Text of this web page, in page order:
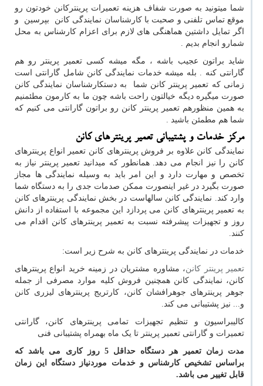
شما میتونید به صورت شفاف هزینه تعمیرات پرینترکانن خودتون رو
موقع تماس تلفنی و صحبت با کارشناسان نمایندگی کانن بپرسین و
اگر تمایل داشتین هماهنگی های لازم برای اعزام کارشناس به محل
شمارو انجام بدیم .
شاید براتون عجیب باشه ، مگه میشه کسی تعمیر پرینتر رو هم
گارانتی کنه . بله میشه خدمات نمایندگی کانن شامل گارانتی است
زمانی که تعمیر پرینتر کانن شما به دستکارشناسان نمایندگی کانن
صورت میگیره دیگه خیالتون راحت باشه چون ما به کارمون مطئمنیم
به همین منظورهم تعمیر پرینتر کانن رو براتون گارانتی می کنیم که
شما هم مطمئن باشید .
مرکز خدمات و پشتیبانی تعمیر پرینترهای کانن
نمایندگی کانن علاوه بر فروش پرینترهای کانن تعمیر انواع پرینترهای
کانن را نیز انجام می دهد. همانطور که میدانید تعمیر پرینتر نیاز به
تخصص و مهارت دارد و این امر باید به وسیله نمایندگی ها مجاز
صورت بگیرد در غیر اینصورت ممکن صدمات جدی را به دستگاه شما
وارد کند. نمایندگی کانن سالهاست در بخش نمایندگی پرینترهای کانن
به تعمیر پرینترهای کانن می پردازد این مجموعه با استفاده از دانش
روز و تجهیزات پیشرفته نسبت به تعمیر پرینترهای کانن اقدام می
کنند.
خدمات در نمایندگی پرینترهای کانن به شرح زیر است:
تعمیر پرینتر کانن، مشاوره مشتریان در زمینه خرید انواع پرینترهای
کانن، نمایندگی کانن همچنین فروش کلیه موارد مصرفی از جمله
جوهر پرینترهای جوهرافشان کانن، کارتریج پرینترهای لیزری کانن
و... نیز پشتیبانی می کند.
کالیبراسیون و تنظیم تجهیزات تمامی پرینترهای کانن، گارانتی
تعمیرات و گارانتی تعمیر پرینتر تا یک ماه بهمراه پشتیبانی فنی
مدت زمان تعمیر هر دستگاه حداقل 5 روز کاری می باشد که
براساس تشخیص کارشناس و خدمات موردنیاز دستگاه این زمان
قابل تغییر می باشد.